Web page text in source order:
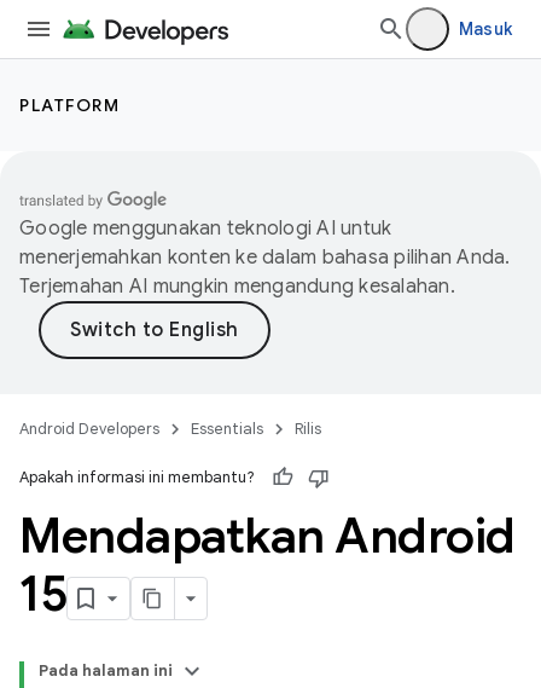
Masuk
PLATFORM
Google menggunakan teknologi AI untuk
menerjemahkan konten ke dalam bahasa pilihan Anda.
Terjemahan AI mungkin mengandung kesalahan.
Android Developers Essentials Rilis
Apakah informasi ini membantu?
Mendapatkan Android
15
Pada halaman ini